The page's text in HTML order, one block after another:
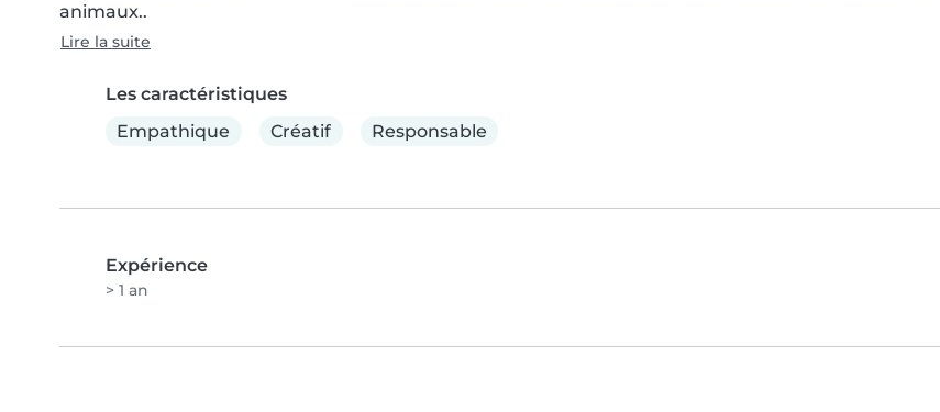
animaux..
Lire la suite
Les caractéristiques
Empathique
Créatif Responsable
Expérience
> 1 an